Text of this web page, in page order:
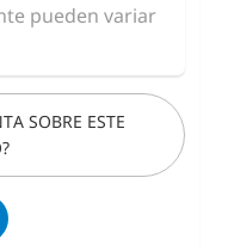
pueden variar
SOBRE ESTE